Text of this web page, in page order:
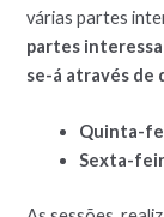
várias partes
partes
se-á através de
Quinta-
Sexta-